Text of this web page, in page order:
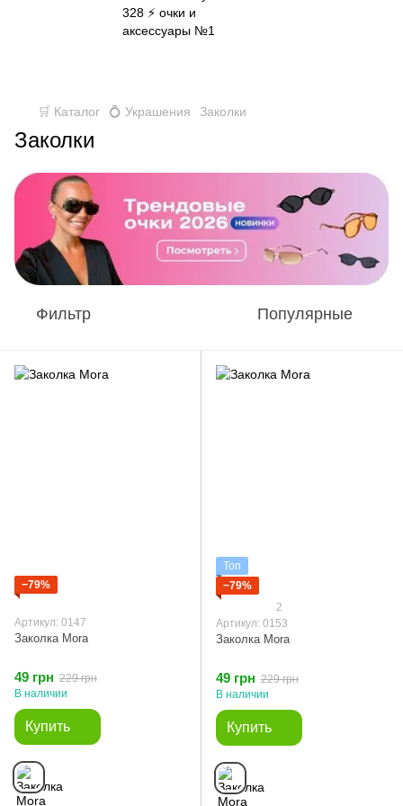
🛒 Каталог 💍 Украшения Заколки
Заколки
Фильтр Популярные
−79%
Артикул: 0147
Заколка Mora
49 грн 229 грн
В наличии
Купить
Топ
−79%
2
Артикул: 0153
Заколка Mora
49 грн 229 грн
В наличии
Купить